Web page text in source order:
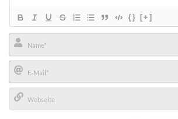
{} [+]
Name*
E-
Mail*